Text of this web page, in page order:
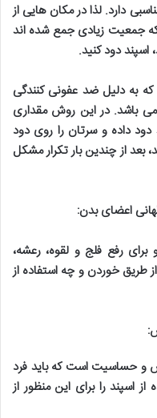
دارد. لذا در مکان هایی از
جمعیت زیادی جمع شده اند
دود کنید.
به دلیل ضد عفونی کنندگی
می باشد. در این روش مقداری
دود داده و سرتان را روی دود
از چندین بار تکرار مشکل
اعضای بدن:
رفع فلج و لقوه، رعشه،
طریق خوردن و چه استفاده از
:
و حساسیت است که باید فرد
اسپند را برای این منظور از